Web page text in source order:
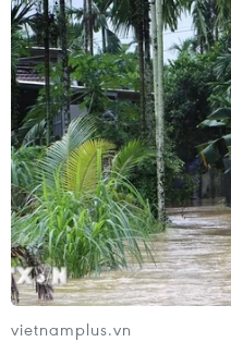
vietnamplus.vn